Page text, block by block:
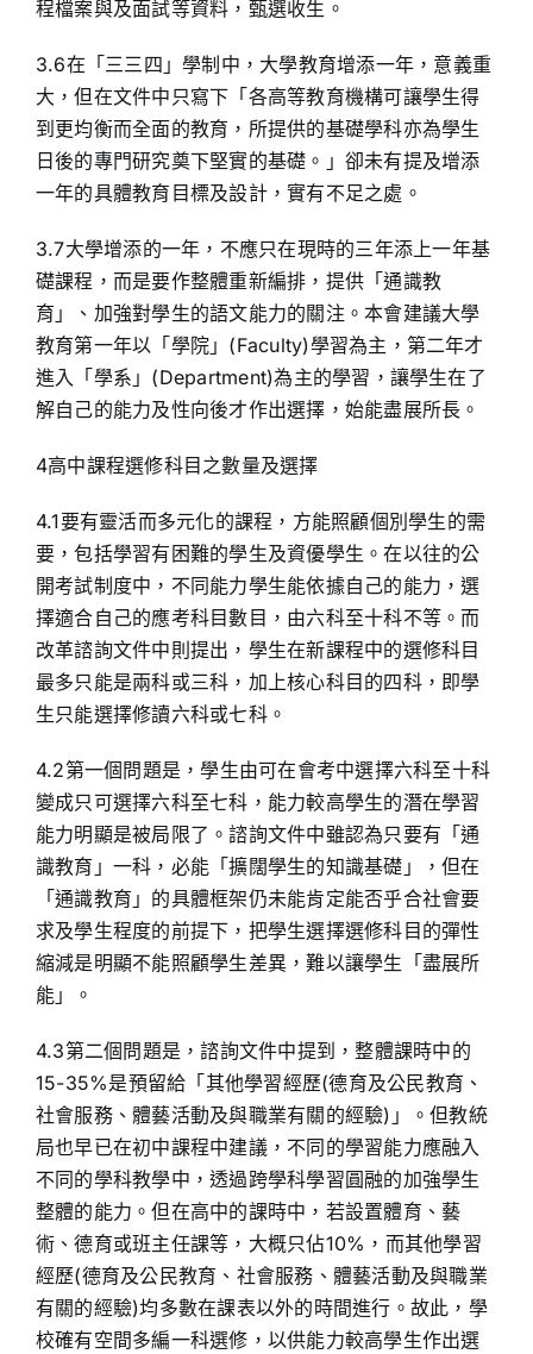
程檔案與及面試等資料，甄選收生。
3.6在「三三四」學制中，大學教育增添一年，意義重
大，但在文件中只寫下「各高等教育機構可讓學生得
到更均衡而全面的教育，所提供的基礎學科亦為學生
日後的專門研究奠下堅實的基礎。」卻未有提及增添
一年的具體教育目標及設計，實有不足之處。
3.7大學增添的一年，不應只在現時的三年添上一年基
礎課程，而是要作整體重新編排，提供「通識教
育」、加強對學生的語文能力的關注。本會建議大學
教育第一年以「學院」(Faculty)學習為主，第二年才
進入「學系」(Department)為主的學習，讓學生在了
解自己的能力及性向後才作出選擇，始能盡展所長。
4高中課程選修科目之數量及選擇
4.1要有靈活而多元化的課程，方能照顧個別學生的需
要，包括學習有困難的學生及資優學生。在以往的公
開考試制度中，不同能力學生能依據自己的能力，選
擇適合自己的應考科目數目，由六科至十科不等。而
改革諮詢文件中則提出，學生在新課程中的選修科目
最多只能是兩科或三科，加上核心科目的四科，即學
生只能選擇修讀六科或七科。
4.2第一個問題是，學生由可在會考中選擇六科至十科
變成只可選擇六科至七科，能力較高學生的潛在學習
能力明顯是被局限了。諮詢文件中雖認為只要有「通
識教育」一科，必能「擴闊學生的知識基礎」，但在
「通識教育」的具體框架仍未能肯定能否乎合社會要
求及學生程度的前提下，把學生選擇選修科目的彈性
縮減是明顯不能照顧學生差異，難以讓學生「盡展所
能」。
4.3第二個問題是，諮詢文件中提到，整體課時中的
15-35%是預留給「其他學習經歷(德育及公民教育、
社會服務、體藝活動及與職業有關的經驗)」。但教統
局也早已在初中課程中建議，不同的學習能力應融入
不同的學科教學中，透過跨學科學習圓融的加強學生
整體的能力。但在高中的課時中，若設置體育、藝
術、德育或班主任課等，大概只佔10%，而其他學習
經歷(德育及公民教育、社會服務、體藝活動及與職業
有關的經驗)均多數在課表以外的時間進行。故此，學
校確有空間多編一科選修，以供能力較高學生作出選